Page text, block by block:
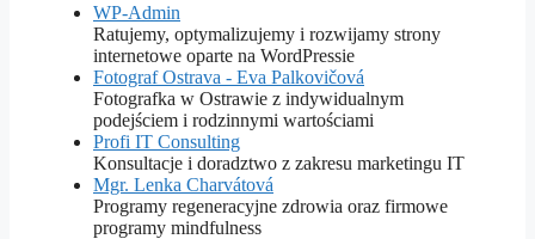
WP-Admin
Ratujemy, optymalizujemy i rozwijamy strony
internetowe oparte na WordPressie
Fotograf Ostrava - Eva Palkovičová
Fotografka w Ostrawie z indywidualnym
podejściem i rodzinnymi wartościami
Profi IT Consulting
Konsultacje i doradztwo z zakresu marketingu IT
Mgr. Lenka Charvátová
Programy regeneracyjne zdrowia oraz firmowe
programy mindfulness